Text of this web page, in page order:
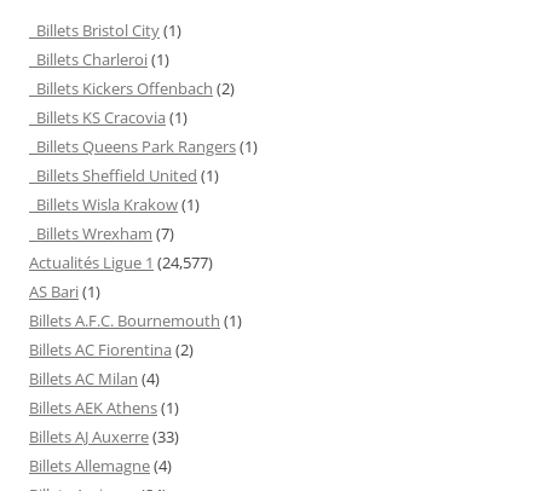
Billets Bristol City(1)
Billets Charleroi(1)
Billets Kickers Offenbach (2)
Billets KS Cracovia (1)
Billets Queens Park Rangers(1)
Billets Sheffield United (1)
Billets Wisla Krakow(1)
Billets Wrexham (7)
Actualités Ligue 1 (24,577)
AS Bari(1)
Billets A.F.C. Bournemouth (1)
Billets AC Fiorentina (2)
Billets AC Milan (4)
Billets AEK Athens(1)
Billets AJ Auxerre(33)
Billets Allemagne(4)